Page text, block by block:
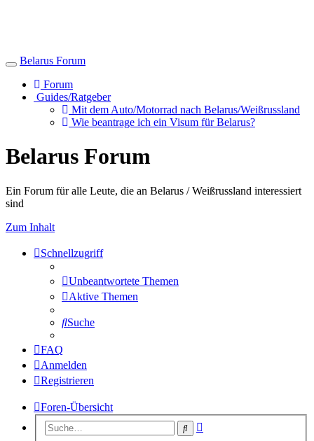
Toggle
navigation
Belarus Forum
Forum
Guides/Ratgeber
Mit dem Auto/Motorrad nach Belarus/Weißrussland
Wie beantrage ich ein Visum für Belarus?
Belarus Forum
Ein Forum für alle Leute, die an Belarus / Weißrussland interessiert
sind
Zum Inhalt
Schnellzugriff
Unbeantwortete Themen
Aktive Themen
Suche
FAQ
Anmelden
Registrieren
Foren-Übersicht
Suche